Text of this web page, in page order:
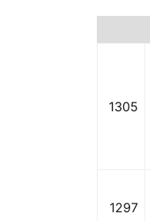
1305
1297